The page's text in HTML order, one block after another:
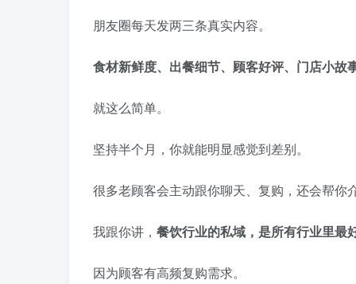
朋友圈每天发两三条真实内容。
食材新鲜度、出餐细节、顾客好评、门店小故事
就这么简单。
坚持半个月，你就能明显感觉到差别。
很多老顾客会主动跟你聊天、复购，还会帮你
我跟你讲， 餐饮行业的私域，是所有行业里最
因为顾客有高频复购需求。